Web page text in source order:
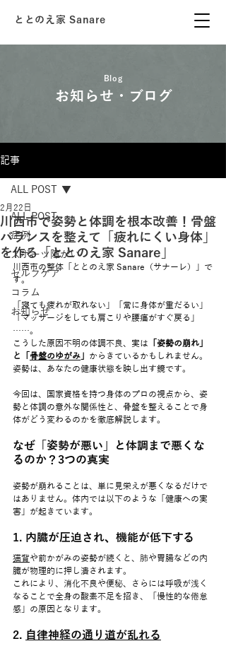
ととのえ家 Sanare
Blog
お知らせ・ブログ
記事
ALL POST
症例
スポーツ障がい
セルフケア
コラム
お知らせ
ALL POST
川西市で姿勢と体調を根本改善！骨盤
バランスを整えて「疲れにくい身体」
を作る「ととのえ家 Sanare」
2月22日
川西市の整体「ととのえ家 Sanare（サナーレ）」で
す。
「寝ても疲れが取れない」「常に身体が重だるい」
「マッサージをしても肩こりや腰痛がすぐ戻る」
……。
こうした原因不明の体調不良、実は 「姿勢の崩れ」
と「 骨盤のゆがみ」 からきているかもしれません。
姿勢は、あなたの健康状態を映し出す鏡です。
今回は、国家資格を持つ身体のプロの視点から、姿
勢と体調の意外な関係性と、骨盤を整えることで身
体がどう変わるのかを徹底解説します。
なぜ「姿勢が悪い」と体調まで悪くな
るのか？3つの真実
姿勢が崩れることは、単に見栄えが悪くなるだけで
はありません。体内では以下のような「健康への実
害」が起きています。
1. 内臓が圧迫され、機能が低下する
猫背や前かがみの姿勢が続くと、肺や胃腸などの内
臓が物理的に押し潰されます。
これにより、消化不良や便秘、さらには呼吸が浅く
なることで全身の酸素不足を招き、「慢性的な倦怠
感」の原因となります。
2. 自律神経の通り道が乱れる